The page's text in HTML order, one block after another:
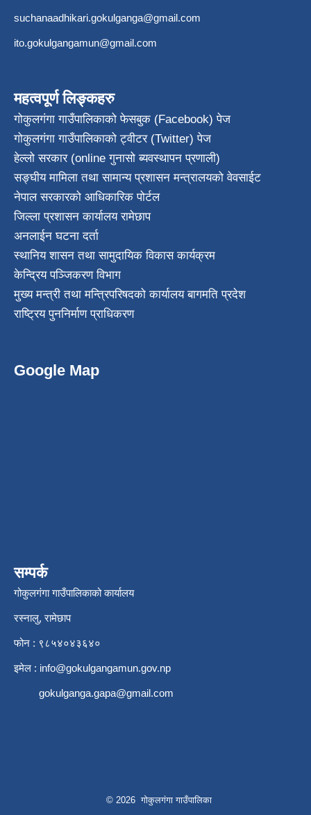
suchanaadhikari.gokulganga@gmail.com
ito.gokulgangamun@gmail.com
महत्वपूर्ण लिङ्कहरु
गोकुलगंगा गाउँपालिकाको फेसबुक (Facebook) पेज
गोकुलगंगा गाउँपालिकाको ट्वीटर (Twitter) पेज
हेल्लो सरकार (online गुनासो ब्यवस्थापन प्रणाली)
सङ्घीय मामिला तथा सामान्य प्रशासन मन्त्रालयको वेवसाईट
नेपाल सरकारको आधिकारिक पोर्टल
जिल्ला प्रशासन कार्यालय रामेछाप
अनलाईन घटना दर्ता
स्थानिय शासन तथा सामुदायिक विकास कार्यक्रम
केन्द्रिय पञ्जिकरण विभाग
मुख्य मन्त्री तथा मन्त्रिपरिषदको कार्यालय बागमति प्रदेश
राष्ट्रिय पुननिर्माण प्राधिकरण
Google Map
सम्पर्क
गोकुलगंगा गाउँपालिकाको कार्यालय
रस्नालु, रामेछाप
फोन : ९८५४०४३६४०
इमेल : info@gokulgangamun.gov.np
gokulganga.gapa@gmail.com
© 2026 गोकुलगंगा गाउँपालिका